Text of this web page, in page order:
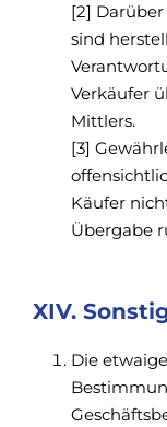
[2]
sind
Verkäufer
Mittlers.
[3]
Käufer
Übergabe
XIV.
Die